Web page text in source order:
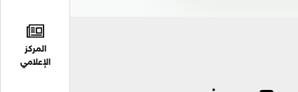
المركز
الإعلامي